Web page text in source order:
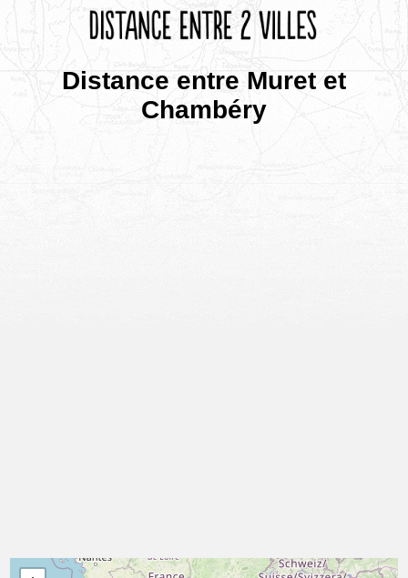
Distance entre Muret et
Chambéry